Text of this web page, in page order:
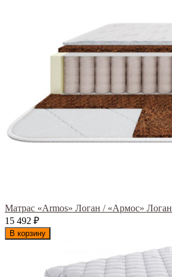
Матрас «Armos» Логан / «Армос» Логан
15 492 ₽
В корзину